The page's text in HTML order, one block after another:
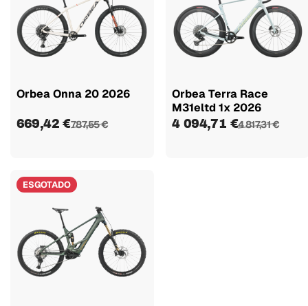
Orbea Onna 20 2026
669,42 €787,55 €
Orbea Terra Race
M31eltd 1x 2026
4 094,71 €4 817,31 €
ESGOTADO